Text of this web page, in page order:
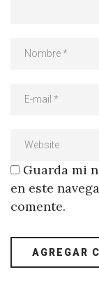
Guarda mi
en este
comente.